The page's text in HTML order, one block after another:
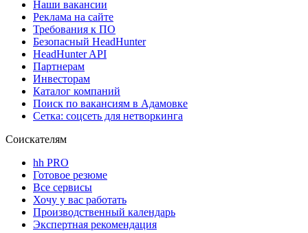
Наши вакансии
Реклама на сайте
Требования к ПО
Безопасный HeadHunter
HeadHunter API
Партнерам
Инвесторам
Каталог компаний
Поиск по вакансиям в Адамовке
Сетка: соцсеть для нетворкинга
Соискателям
hh PRO
Готовое резюме
Все сервисы
Хочу у вас работать
Производственный календарь
Экспертная рекомендация